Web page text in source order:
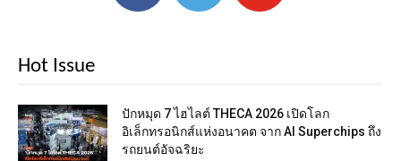
Hot Issue
ปักหมุด 7 ไฮไลต์ THECA 2026 เปิดโลก
อิเล็กทรอนิกส์แห่งอนาคต จาก AI Superchips ถึง
รถยนต์อัจฉริยะ